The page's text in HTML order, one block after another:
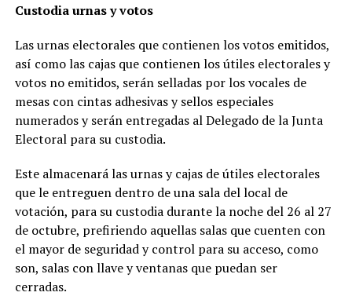
Custodia urnas y votos
Las urnas electorales que contienen los votos emitidos,
así como las cajas que contienen los útiles electorales y
votos no emitidos, serán selladas por los vocales de
mesas con cintas adhesivas y sellos especiales
numerados y serán entregadas al Delegado de la Junta
Electoral para su custodia.
Este almacenará las urnas y cajas de útiles electorales
que le entreguen dentro de una sala del local de
votación, para su custodia durante la noche del 26 al 27
de octubre, prefiriendo aquellas salas que cuenten con
el mayor de seguridad y control para su acceso, como
son, salas con llave y ventanas que puedan ser
cerradas.